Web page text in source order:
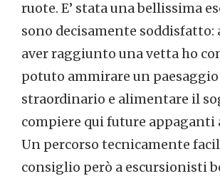
ruote. E’ stata una bellissima
sono decisamente soddisfatto:
aver raggiunto una vetta ho
potuto ammirare un paesaggio
straordinario e alimentare il
compiere qui future appaganti
Un percorso tecnicamente
consiglio però a escursionisti